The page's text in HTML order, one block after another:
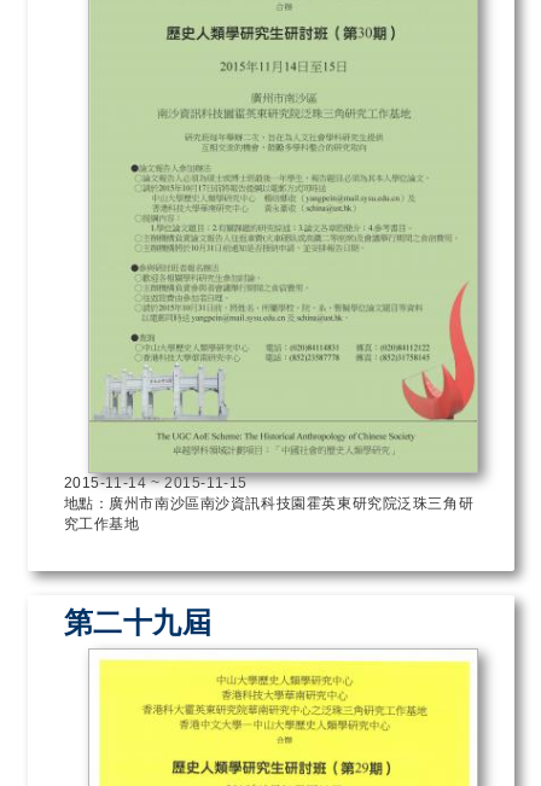
2015-11-14~2015-11-15
地點：廣州市南沙區南沙資訊科技園霍英東研究院泛珠三角研
究工作基地
第二十九屆